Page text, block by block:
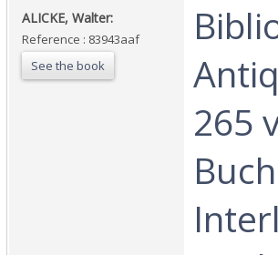
‎ALICKE, Walter:‎
Reference : 83943aaf
See the book
265